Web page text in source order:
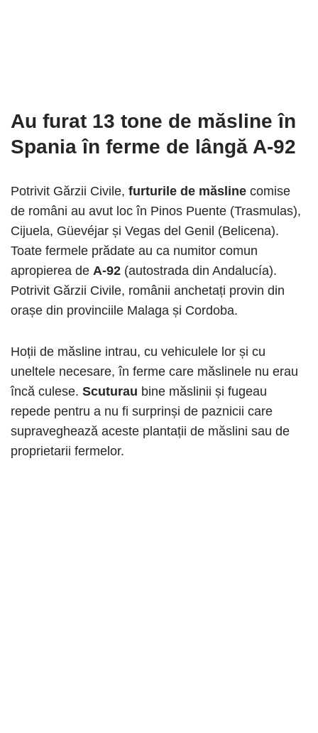
Au furat 13 tone de măsline în
Spania în ferme de lângă A-92
Potrivit Gărzii Civile, furturile de măsline comise
de români au avut loc în Pinos Puente (Trasmulas),
Cijuela, Güevéjar și Vegas del Genil (Belicena).
Toate fermele prădate au ca numitor comun
apropierea de A-92 (autostrada din Andalucía).
Potrivit Gărzii Civile, românii anchetați provin din
orașe din provinciile Malaga și Cordoba.
Hoții de măsline intrau, cu vehiculele lor și cu
uneltele necesare, în ferme care măslinele nu erau
încă culese. Scuturau bine măslinii și fugeau
repede pentru a nu fi surprinși de paznicii care
supraveghează aceste plantații de măslini sau de
proprietarii fermelor.